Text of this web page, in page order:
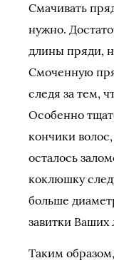
Смачивать
нужно.
длины пряди,
Смоченную
следя за тем,
Особенно
кончики
осталось
коклюшку
больше
завитки Ваших
Таким